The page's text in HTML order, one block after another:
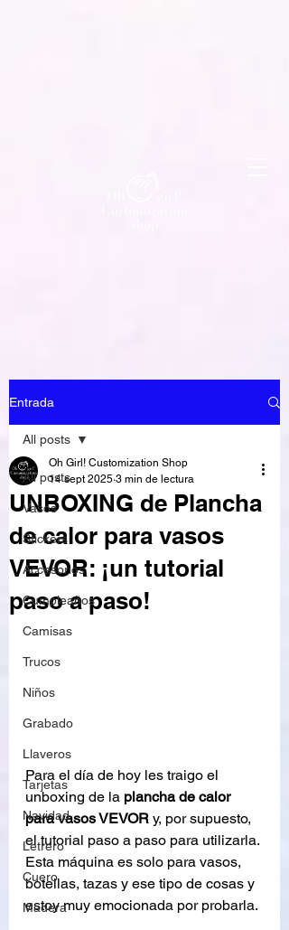
Entrada
All posts
Vasos
Stickers
Accesorios
Cumpleaños
Camisas
Trucos
Niños
Grabado
Llaveros
Tarjetas
Navidad
Letrero
Cuero
Madera
All posts
UNBOXING de Plancha
de calor para vasos
VEVOR: ¡un tutorial
paso a paso!
Oh Girl! Customization Shop
14 sept 2025 3 min de lectura
Para el día de hoy les traigo el
unboxing de la plancha de calor
para vasos VEVOR y, por supuesto,
el tutorial paso a paso para utilizarla.
Esta máquina es solo para vasos,
botellas, tazas y ese tipo de cosas y
estoy muy emocionada por probarla.